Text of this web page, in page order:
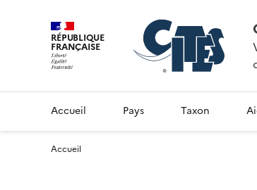
RÉPUBLIQUE
FRANÇAISE
Accueil Pays Taxon
Accueil